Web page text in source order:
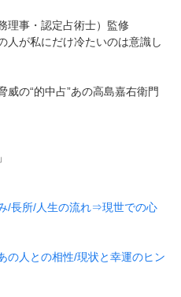
理事・認定占術士）監修
が私にだけ冷たいのは意識し
の“的中占”あの高島嘉右衛門
/長所/人生の流れ⇒現世での心
の人との相性/現状と幸運のヒン